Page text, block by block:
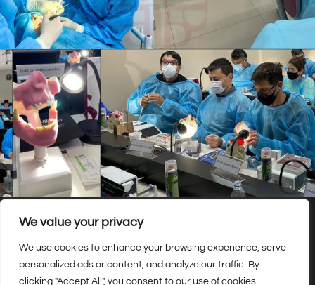
We value your privacy
We use cookies to enhance your browsing experience, serve
personalized ads or content, and analyze our traffic. By
clicking "Accept All", you consent to our use of cookies.
© 2023 Created with PROIMPERIO